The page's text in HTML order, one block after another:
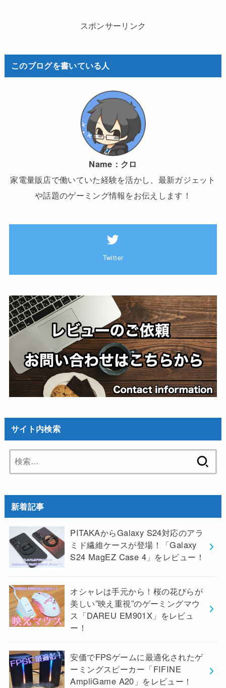
スポンサーリンク
このブログを書いている人
Name： クロ
家電量販店で働いていた経験を活かし、最新ガジェット
や話題のゲーミング情報をお伝えします！
Twitter
サイト内検索
索:
新着記事
PITAKAからGalaxy S24対応のアラ
ミド繊維ケースが登場！「Galaxy
S24 MagEZ Case 4」をレビュー！
オシャレは手元から！桜の花びらが
美しい”映え重視”のゲーミングマウ
ス「DAREU EM901X」をレビュ
ー！
安価でFPSゲームに最適化されたゲ
ーミングスピーカー「FIFINE
AmpliGame A20」をレビュー！